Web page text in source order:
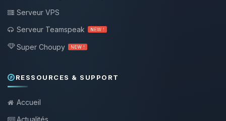
Serveur VPS
Serveur Teamspeak
NEW !
Super Choupy NEW !
RESSOURCES & SUPPORT
Accueil
Actualités